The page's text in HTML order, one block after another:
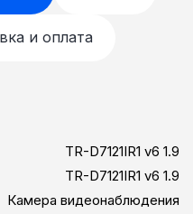
и оплата
TR-D7121IR1 v6 1.9
TR-D7121IR1 v6 1.9
Камера видеонаблюдения